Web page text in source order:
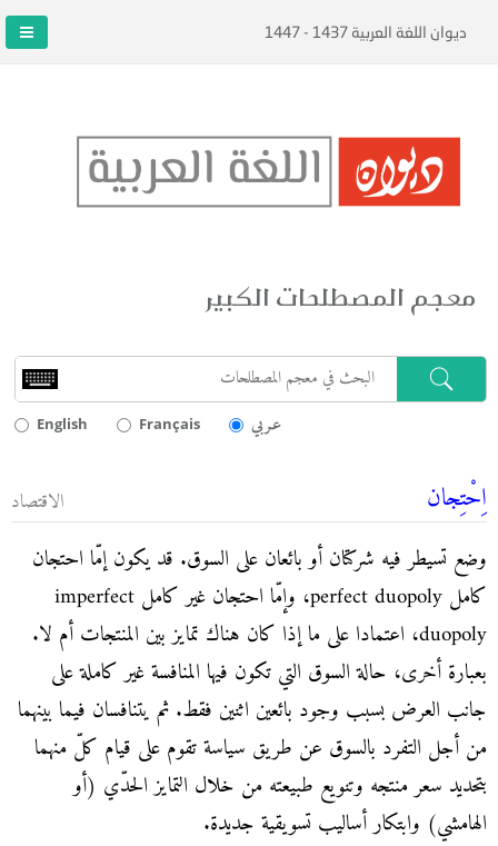
ديوان اللغة العربية 1437 - 1447
معجم المصطلحات الكبير
English Français عـربي
اِحْتِجان الاقتصاد
وضع تسيطر فيه شركتان أو بائعان على السوق. قد يكون إمّا احتجان
كامل perfect duopoly، وإمّا احتجان غير كامل imperfect
duopoly، اعتمادا على ما إذا كان هناك تمايز بين المنتجات أم لا.
بعبارة أخرى، حالة السوق التي تكون فيها المنافسة غير كاملة على
جانب العرض بسبب وجود بائعين اثنين فقط. ثم يتنافسان فيما بينهما
من أجل التفرد بالسوق عن طريق سياسة تقوم على قيام كلّ منهما
بتحديد سعر منتجه وتنويع طبيعته من خلال التمايز الحدّي (أو
الهامشي) وابتكار أساليب تسويقية جديدة.